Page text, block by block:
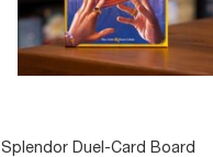
Splendor Duel-Card Board